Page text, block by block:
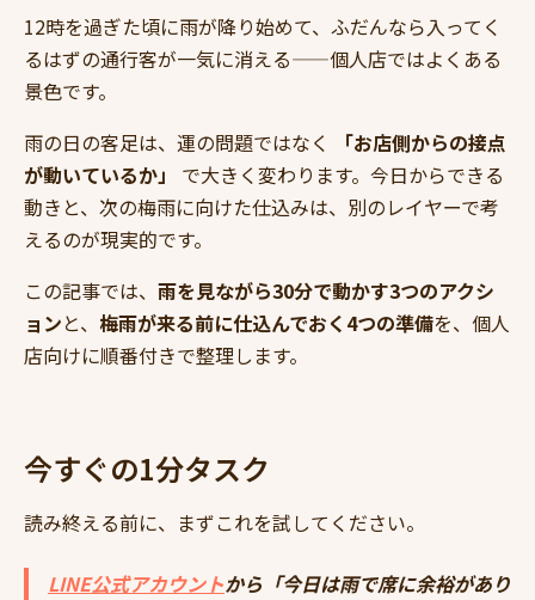
12時を過ぎた頃に雨が降り始めて、ふだんなら入ってく
るはずの通行客が一気に消える——個人店ではよくある
景色です。
雨の日の客足は、運の問題ではなく
「お店側からの接点
が動いているか」
で大きく変わります。今日からできる
動きと、次の梅雨に向けた仕込みは、別のレイヤーで考
えるのが現実的です。
この記事では、 雨を見ながら30分で動かす3つのアクシ
ョンと、 梅雨が来る前に仕込んでおく4つの準備を、個人
店向けに順番付きで整理します。
今すぐの1分タスク
読み終える前に、まずこれを試してください。
LINE公式アカウントから「今日は雨で席に余裕があり